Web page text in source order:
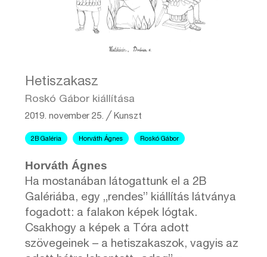
Hetiszakasz
Roskó Gábor kiállítása
2019. november 25. ╱Kunszt
2B Galéria Horváth Ágnes Roskó Gábor
Horváth Ágnes
Ha mostanában látogattunk el a 2B
Galériába, egy „rendes” kiállítás látványa
fogadott: a falakon képek lógtak.
Csakhogy a képek a Tóra adott
szövegeinek – a hetiszakaszok, vagyis az